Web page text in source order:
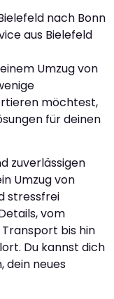
nach Bonn
aus Bielefeld
Umzug von
möchtest,
für deinen
zuverlässigen
Umzug von
stressfrei
vom
bis hin
Du kannst dich
dein neues